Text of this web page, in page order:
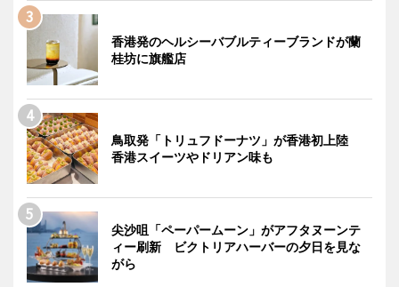
香港発のヘルシーバブルティーブランドが蘭
桂坊に旗艦店
鳥取発「トリュフドーナツ」が香港初上陸
香港スイーツやドリアン味も
尖沙咀「ペーパームーン」がアフタヌーンテ
ィー刷新 ビクトリアハーバーの夕日を見な
がら